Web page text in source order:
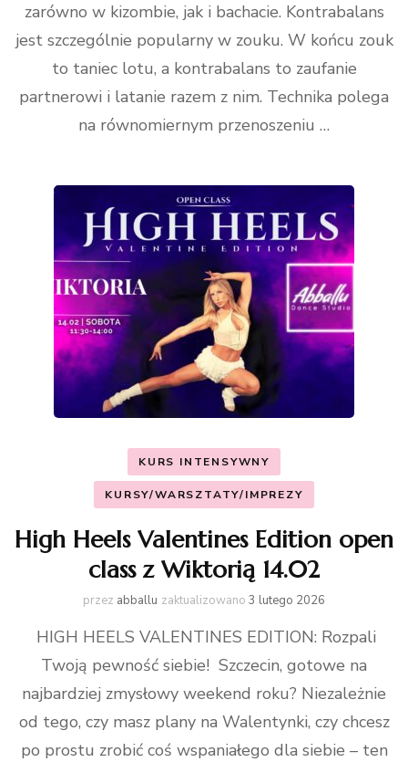
zarówno w kizombie, jak i bachacie. Kontrabalans
jest szczególnie popularny w zouku. W końcu zouk
to taniec lotu, a kontrabalans to zaufanie
partnerowi i latanie razem z nim. Technika polega
na równomiernym przenoszeniu …
KURS INTENSYWNY
KURSY/WARSZTATY/IMPREZY
High Heels Valentines Edition open
class z Wiktorią 14.02
przez abballu zaktualizowano 3 lutego 2026
HIGH HEELS VALENTINES EDITION: Rozpali
Twoją pewność siebie! Szczecin, gotowe na
najbardziej zmysłowy weekend roku? Niezależnie
od tego, czy masz plany na Walentynki, czy chcesz
po prostu zrobić coś wspaniałego dla siebie – ten